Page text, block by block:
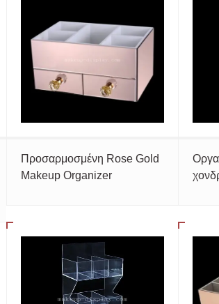
Προσαρμοσμένη Rose Gold
Makeup Organizer